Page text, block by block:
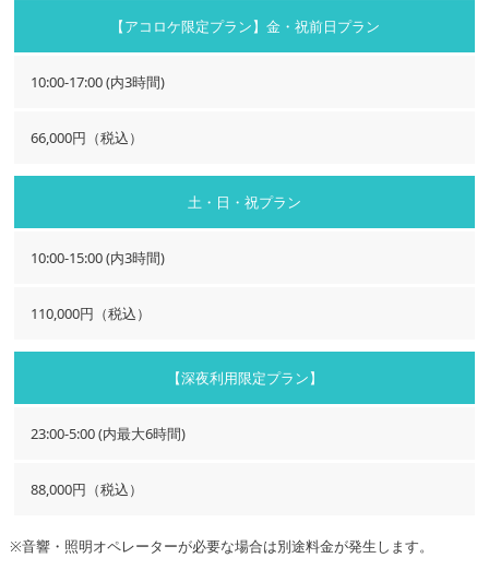
【アコロケ限定プラン】金・祝前日プラン
10:00-17:00 (内3時間)
66,000円（税込）
土・日・祝プラン
10:00-15:00 (内3時間)
110,000円（税込）
【深夜利用限定プラン】
23:00-5:00 (内最大6時間)
88,000円（税込）
※音響・照明オペレーターが必要な場合は別途料金が発生します。